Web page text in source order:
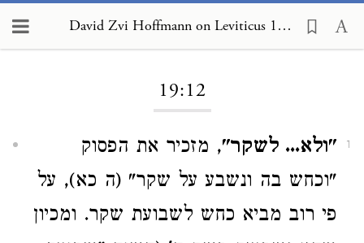
David Zvi Hoffmann on Leviticus 19:12
19:12
1 "ולא... לשקר", מזכיר את הפסוק
"וכחש בה ונשבע על שקר" (ה כא), על
פי רוב מביא כחש לשבועת שקר. ומכיון